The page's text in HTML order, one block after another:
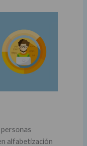
alfabetización